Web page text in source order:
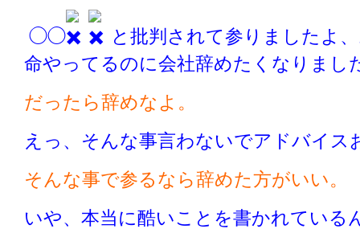
◯◯
と批判されて参りましたよ
命やってるのに会社辞めたくなりまし
だったら辞めなよ。
えっ、そんな事言わないでアドバイス
そんな事で参るなら辞めた方がいい。
いや、本当に酷いことを書かれている